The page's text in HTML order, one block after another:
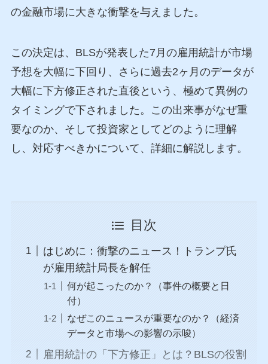
の金融市場に大きな衝撃を与えました。
この決定は、BLSが発表した7月の雇用統計が市場
予想を大幅に下回り、さらに過去2ヶ月のデータが
大幅に下方修正された直後という、極めて異例の
タイミングで下されました。この出来事がなぜ重
要なのか、そして投資家としてどのように理解
し、対応すべきかについて、詳細に解説します。
目次
はじめに：衝撃のニュース！トランプ氏
が雇用統計局長を解任
何が起こったのか？（事件の概要と日
付）
なぜこのニュースが重要なのか？（経済
データと市場への影響の示唆）
雇用統計の「下方修正」とは？BLSの役割